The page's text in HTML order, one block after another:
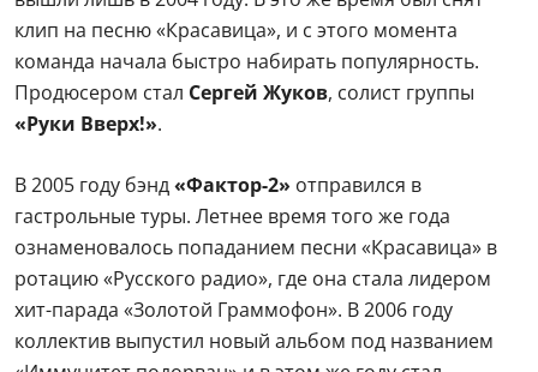
клип на песню «Красавица», и с этого момента
команда начала быстро набирать популярность.
Продюсером стал Сергей Жуков, солист группы
«Руки Вверх!».
В 2005 году бэнд«Фактор-2» отправился в
гастрольные туры. Летнее время того же года
ознаменовалось попаданием песни «Красавица» в
ротацию «Русского радио», где она стала лидером
хит-парада «Золотой Граммофон». В 2006 году
коллектив выпустил новый альбом под названием